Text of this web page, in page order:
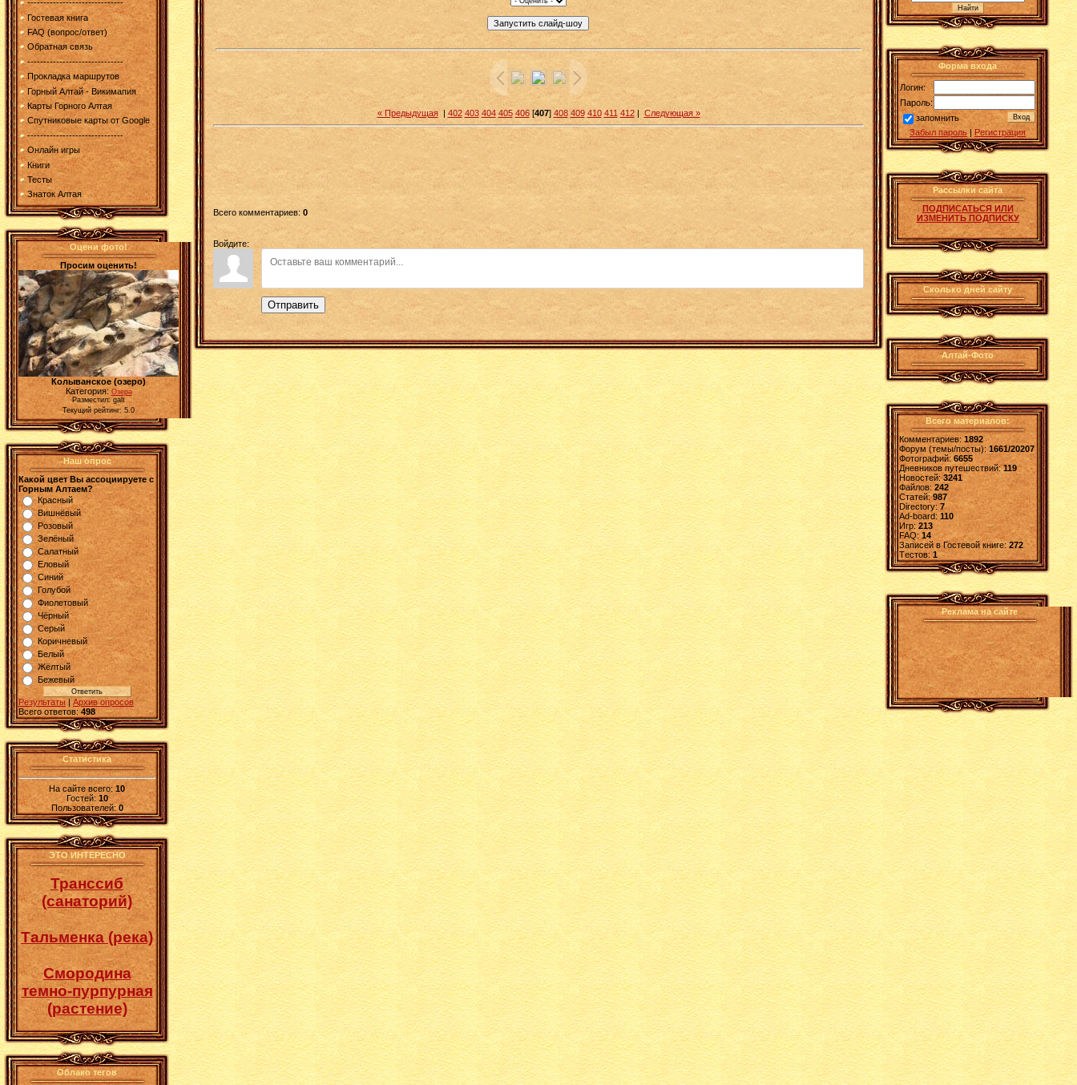
------------------------------
Гостевая книга
FAQ (вопрос/ответ)
Обратная связь
------------------------------
Прокладка маршрутов
Горный Алтай - Викимапия
Карты Горного Алтая
Спутниковые карты от Google
------------------------------
Онлайн игры
Книги
Тесты
Знаток Алтая
Оцени фото!
Просим оценить!
Колыванское (озеро)
Категория: Озера
Разместил: galt
Текущий рейтинг: 5.0
Наш опрос
Какой цвет Вы ассоциируете с
Горным Алтаем?
Красный
Вишнёвый
Розовый
Зелёный
Салатный
Еловый
Синий
Голубой
Фиолетовый
Чёрный
Серый
Коричневый
Белый
Жёлтый
Бежевый
Результаты | Архив опросов
Всего ответов: 498
Статистика
На сайте всего:10
Гостей: 10
Пользователей: 0
ЭТО ИНТЕРЕСНО
Транссиб
(санаторий)
Тальменка (река)
Смородина
темно-пурпурная
(растение)
Облако тегов
« Предыдущая| 402 403 404 405 406[407] 408 409 410 411 412| Следующая »
Всего комментариев: 0
Войдите:
Отправить
Форма входа
Логин:
Пароль:
запомнить
Забыл пароль | Регистрация
Рассылки сайта
ПОДПИСАТЬСЯ ИЛИ
ИЗМЕНИТЬ ПОДПИСКУ
Сколько дней сайту
Алтай-Фото
Всего материалов:
Комментариев: 1892
Форум (темы/посты):1661/20207
Фотографий:6655
Дневников путешествий:119
Новостей:3241
Файлов: 242
Статей:987
Directory: 7
Ad-board:110
Игр: 213
FAQ:14
Записей в Гостевой книге:272
Tестов: 1
Реклама на сайте